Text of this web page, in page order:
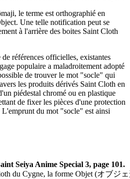
le terme est orthographié en
Une telle notification peut se
à l'arrière des boites Saint Cloth
références officielles, existantes
populaire a maladroitement adopté
de trouver le mot "socle" qui
les produits dérivés Saint Cloth en
piédestal chromé ou en plastique
de fixer les pièces d'une protection
du mot "socle" est ainsi
Seiya Anime Special 3, page 101.
du Cygne, la forme Objet (オブジ